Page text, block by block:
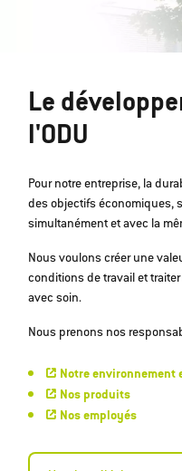
Le
l'ODU
Pour notre entreprise, la
des objectifs économiques,
simultanément et avec la
Nous voulons créer une
conditions de travail et
avec soin.
Nous prenons nos
Notre environnement
Nos produits
Nos employés